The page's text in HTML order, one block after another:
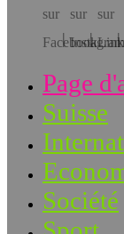
Page
Suisse
Société